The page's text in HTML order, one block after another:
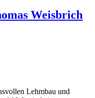
Weisbrich
Lehmbau und